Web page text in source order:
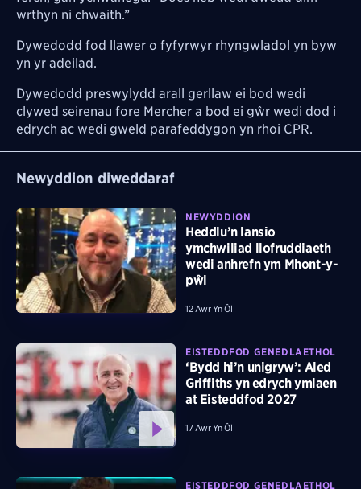
wrthyn ni chwaith.”
Dywedodd fod llawer o fyfyrwyr rhyngwladol yn byw
yn yr adeilad.
Dywedodd preswylydd arall gerllaw ei bod wedi
clywed seirenau fore Mercher a bod ei gŵr wedi dod i
edrych ac wedi gweld parafeddygon yn rhoi CPR.
Newyddion diweddaraf
NEWYDDION
Heddlu’n lansio
ymchwiliad llofruddiaeth
wedi anhrefn ym Mhont-y-
pŵl
12 Awr Yn Ôl
EISTEDDFOD GENEDLAETHOL
‘Bydd hi’n unigryw’: Aled
Griffiths yn edrych ymlaen
at Eisteddfod 2027
17 Awr Yn Ôl
EISTEDDFOD GENEDLAETHOL